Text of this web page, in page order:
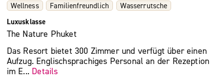
Wellness Familienfreundlich
Wasserrutsche
Luxusklasse
The Nature Phuket
Das Resort bietet 300 Zimmer und verfügt über einen
Aufzug. Englischsprachiges Personal an der Rezeption
im E... Details